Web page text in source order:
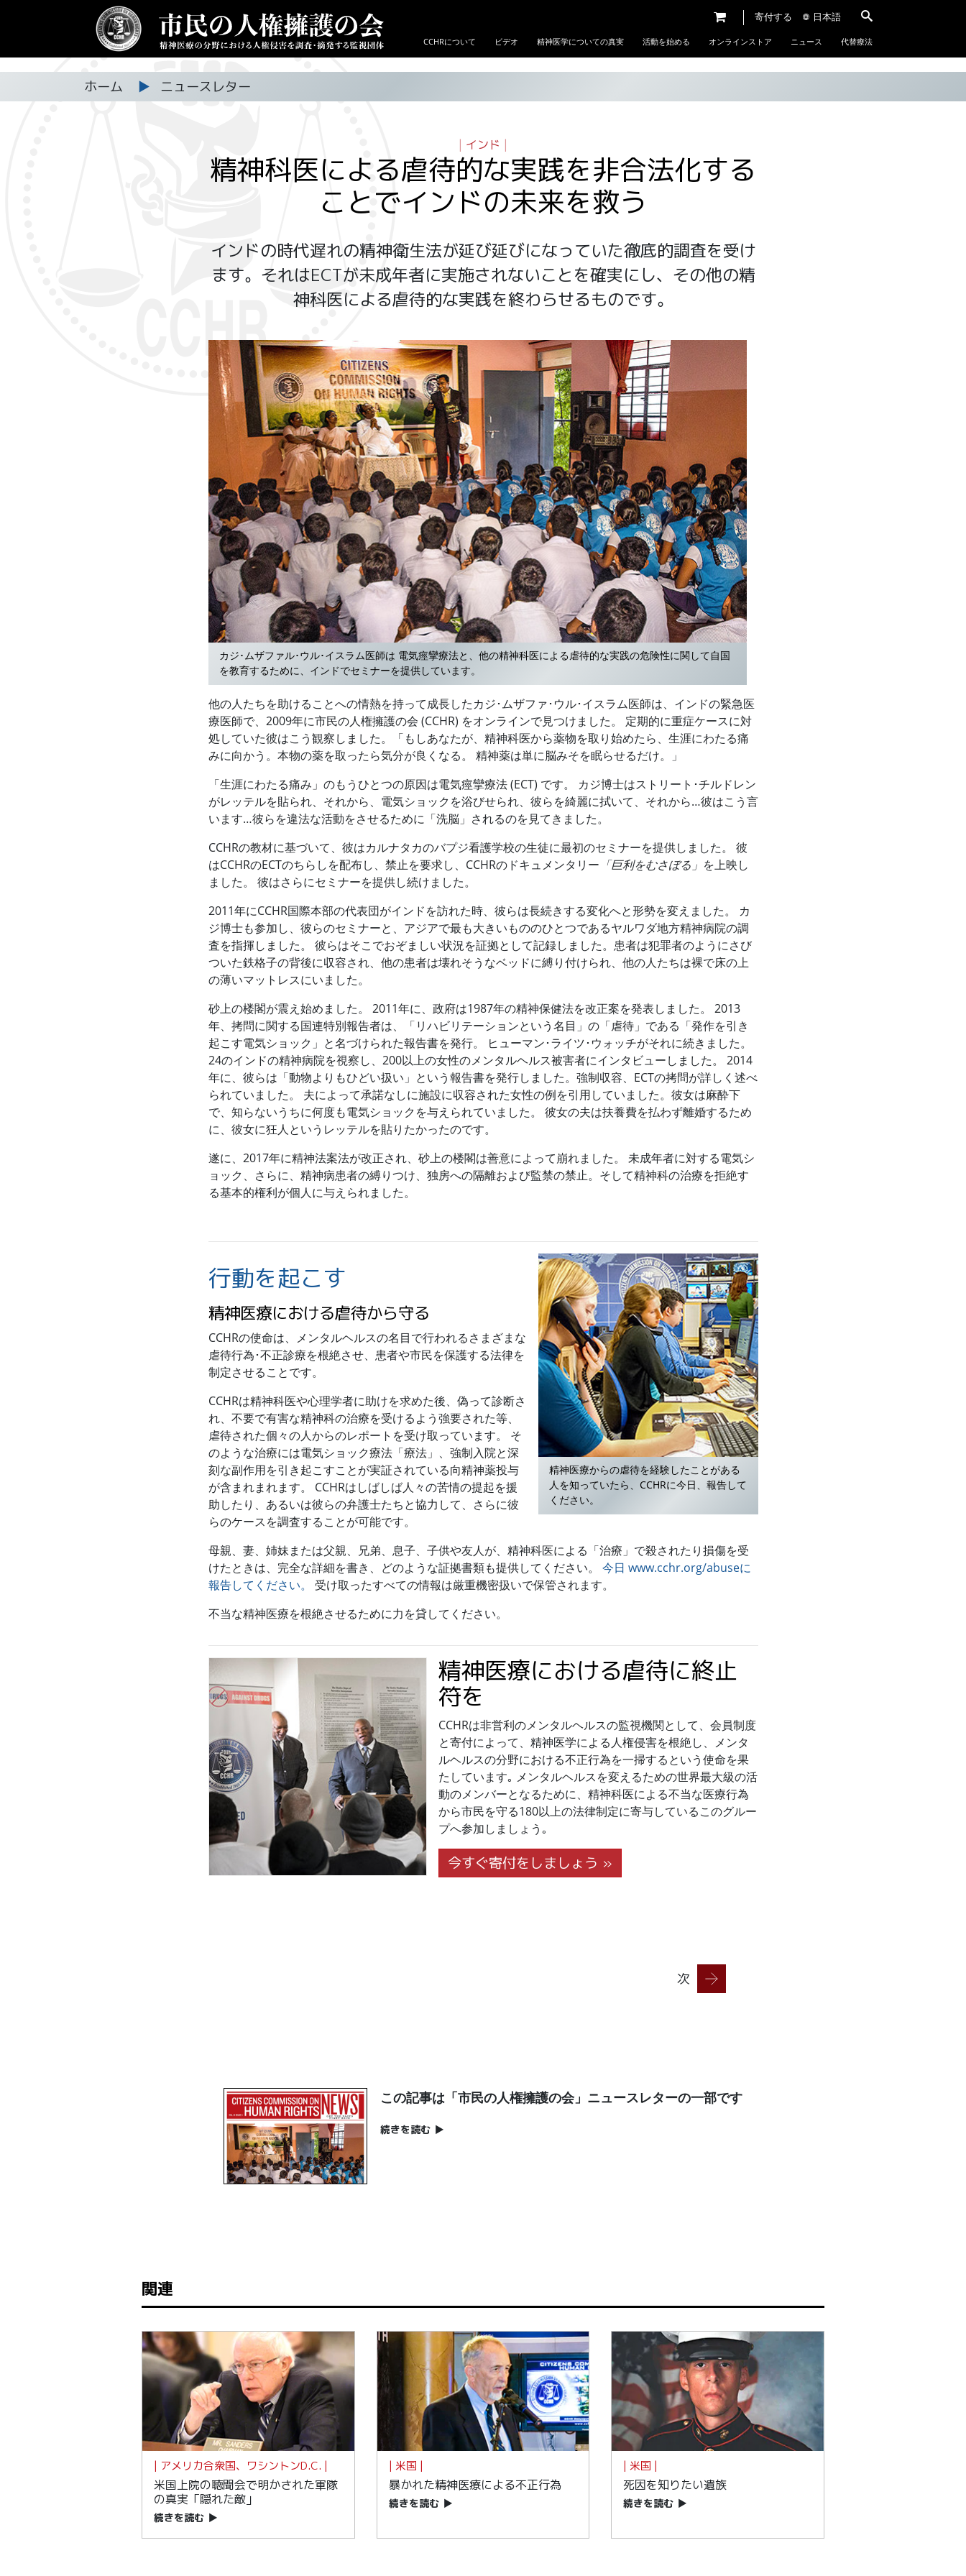
寄付する 日本語
CCHRについて ビデオ 精神医学についての真実 活動を始める オンラインストア ニュース 代替療法
ホーム ▶ ニュースレター
| インド |
精神科医による虐待的な実践を非合法化する
ことでインドの未来を救う
インドの時代遅れの精神衛生法が延び延びになっていた徹底的調査を受け
ます。それはECTが未成年者に実施されないことを確実にし、その他の精
神科医による虐待的な実践を終わらせるものです。
カジ･ムザファル･ウル･イスラム医師は 電気痙攣療法と、他の精神科医による虐待的な実践の危険性に関して自国
を教育するために、インドでセミナーを提供しています。
他の人たちを助けることへの情熱を持って成長したカジ･ムザファ･ウル･イスラム医師は、インドの緊急医
療医師で、2009年に市民の人権擁護の会 (CCHR) をオンラインで見つけました。 定期的に重症ケースに対
処していた彼はこう観察しました。「もしあなたが、精神科医から薬物を取り始めたら、生涯にわたる痛
みに向かう。本物の薬を取ったら気分が良くなる。 精神薬は単に脳みそを眠らせるだけ。」
「生涯にわたる痛み」のもうひとつの原因は電気痙攣療法 (ECT) です。 カジ博士はストリート･チルドレン
がレッテルを貼られ、それから、電気ショックを浴びせられ、彼らを綺麗に拭いて、それから…彼はこう言
います…彼らを違法な活動をさせるために「洗脳」されるのを見てきました。
CCHRの教材に基づいて、彼はカルナタカのバプジ看護学校の生徒に最初のセミナーを提供しました。 彼
はCCHRのECTのちらしを配布し、禁止を要求し、CCHRのドキュメンタリー 「巨利をむさぼる」 を上映し
ました。 彼はさらにセミナーを提供し続けました。
2011年にCCHR国際本部の代表団がインドを訪れた時、彼らは長続きする変化へと形勢を変えました。 カ
ジ博士も参加し、彼らのセミナーと、アジアで最も大きいもののひとつであるヤルワダ地方精神病院の調
査を指揮しました。 彼らはそこでおぞましい状況を証拠として記録しました。患者は犯罪者のようにさび
ついた鉄格子の背後に収容され、他の患者は壊れそうなベッドに縛り付けられ、他の人たちは裸で床の上
の薄いマットレスにいました。
砂上の楼閣が震え始めました。 2011年に、政府は1987年の精神保健法を改正案を発表しました。 2013
年、拷問に関する国連特別報告者は、「リハビリテーションという名目」の「虐待」である「発作を引き
起こす電気ショック」と名づけられた報告書を発行。 ヒューマン･ライツ･ウォッチがそれに続きました。
24のインドの精神病院を視察し、200以上の女性のメンタルヘルス被害者にインタビューしました。 2014
年に、彼らは「動物よりもひどい扱い」という報告書を発行しました。強制収容、ECTの拷問が詳しく述べ
られていました。 夫によって承諾なしに施設に収容された女性の例を引用していました。彼女は麻酔下
で、知らないうちに何度も電気ショックを与えられていました。 彼女の夫は扶養費を払わず離婚するため
に、彼女に狂人というレッテルを貼りたかったのです。
遂に、2017年に精神法案法が改正され、砂上の楼閣は善意によって崩れました。 未成年者に対する電気シ
ョック、さらに、精神病患者の縛りつけ、独房への隔離および監禁の禁止。そして精神科の治療を拒絶す
る基本的権利が個人に与えられました。
精神医療からの虐待を経験したことがある
人を知っていたら、CCHRに今日、報告して
ください。
行動を起こす
精神医療における虐待から守る
CCHRの使命は、メンタルヘルスの名目で行われるさまざまな
虐待行為･不正診療を根絶させ、患者や市民を保護する法律を
制定させることです。
CCHRは精神科医や心理学者に助けを求めた後、偽って診断さ
れ、不要で有害な精神科の治療を受けるよう強要された等、
虐待された個々の人からのレポートを受け取っています。 そ
のような治療には電気ショック療法「療法」、強制入院と深
刻な副作用を引き起こすことが実証されている向精神薬投与
が含まれまれます。 CCHRはしばしば人々の苦情の提起を援
助したり、あるいは彼らの弁護士たちと協力して、さらに彼
らのケースを調査することが可能です。
母親、妻、姉妹または父親、兄弟、息子、子供や友人が、精神科医による「治療」で殺されたり損傷を受
けたときは、完全な詳細を書き、どのような証拠書類も提供してください。 今日 www.cchr.org/abuseに
報告してください。
受け取ったすべての情報は厳重機密扱いで保管されます。
不当な精神医療を根絶させるために力を貸してください。
精神医療における虐待に終止
符を
CCHRは非営利のメンタルヘルスの監視機関として、会員制度
と寄付によって、精神医学による人権侵害を根絶し、メンタ
ルヘルスの分野における不正行為を一掃するという使命を果
たしています｡ メンタルヘルスを変えるための世界最大級の活
動のメンバーとなるために、精神科医による不当な医療行為
から市民を守る180以上の法律制定に寄与しているこのグルー
プへ参加しましょう｡
今すぐ寄付をしましょう »
次
この記事は「市民の人権擁護の会」ニュースレターの一部です
続きを読む ▶
関連
| アメリカ合衆国、ワシントンD.C. |
米国上院の聴聞会で明かされた軍隊
の真実「隠れた敵」
続きを読む ▶
| 米国 |
暴かれた精神医療による不正行為
続きを読む ▶
| 米国 |
死因を知りたい遺族
続きを読む ▶